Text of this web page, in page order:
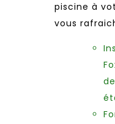
piscine à
vous